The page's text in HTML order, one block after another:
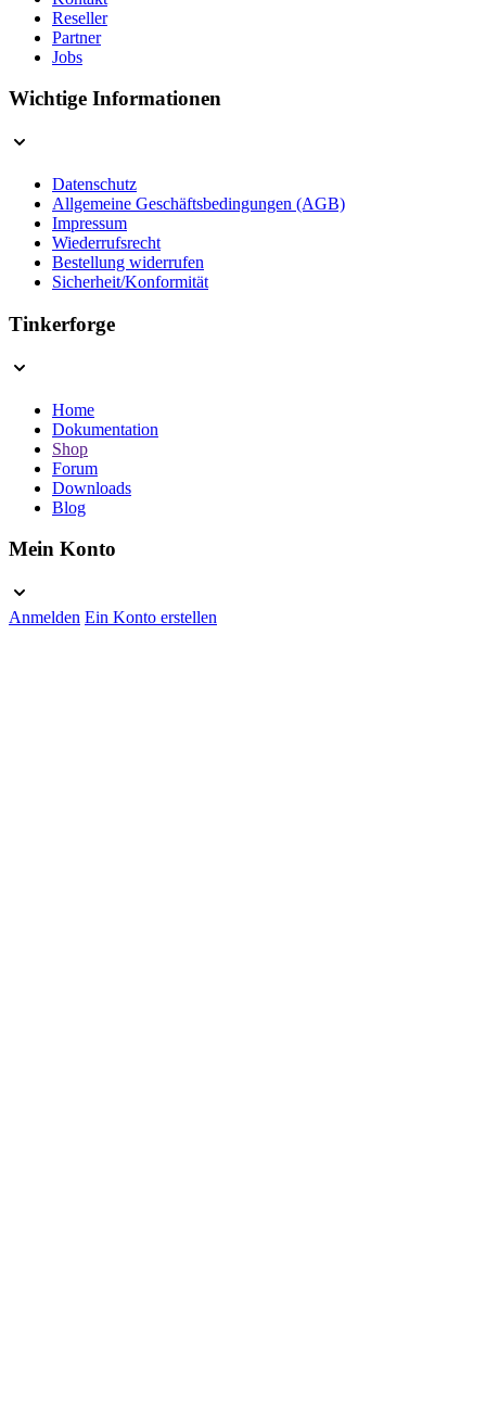
Reseller
Partner
Jobs
Wichtige Informationen
Datenschutz
Allgemeine Geschäftsbedingungen (AGB)
Impressum
Wiederrufsrecht
Bestellung widerrufen
Sicherheit/Konformität
Tinkerforge
Home
Dokumentation
Shop
Forum
Downloads
Blog
Mein Konto
Anmelden Ein Konto erstellen